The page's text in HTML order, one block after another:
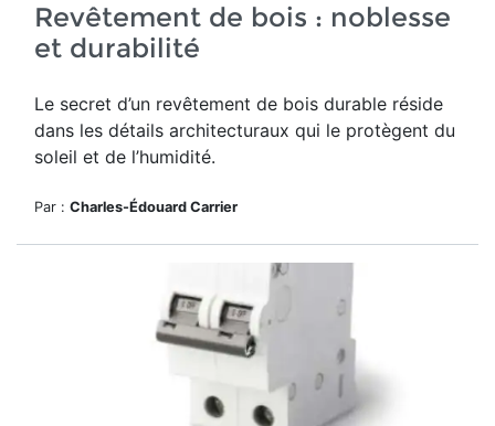
Revêtement de bois : noblesse
et durabilité
Le secret d’un revêtement de bois durable réside
dans les détails architecturaux qui le protègent du
soleil et de l’humidité.
Par : Charles-Édouard Carrier